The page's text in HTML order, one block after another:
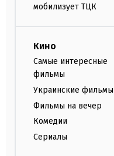
мобилизует ТЦК
Кино
Самые интересные
фильмы
Украинские фильмы
Фильмы на вечер
Комедии
Сериалы